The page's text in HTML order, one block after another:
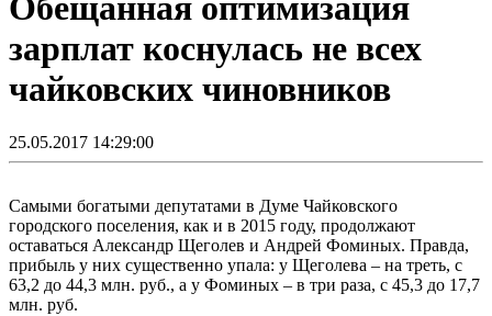
зарплат коснулась не всех
чайковских чиновников
25.05.2017 14:29:00
Самыми богатыми депутатами в Думе Чайковского
городского поселения, как и в 2015 году, продолжают
оставаться Александр Щеголев и Андрей Фоминых. Правда,
прибыль у них существенно упала: у Щеголева – на треть, с
63,2 до 44,3 млн. руб., а у Фоминых – в три раза, с 45,3 до 17,7
млн. руб.